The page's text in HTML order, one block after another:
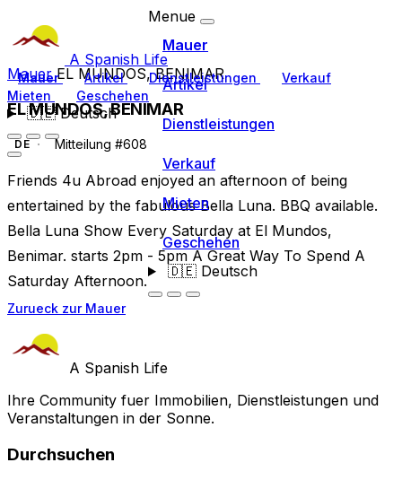
A Spanish Life
Mauer Artikel Dienstleistungen
Verkauf
Mieten
Geschehen
🇩🇪Deutsch
Menue
Mauer
Artikel
Dienstleistungen
Verkauf
Mieten
Geschehen
🇩🇪Deutsch
MauerEL MUNDOS, BENIMAR
EL MUNDOS, BENIMAR
DE Mitteilung #608
Friends 4u Abroad enjoyed an afternoon of being
entertained by the fabulous Bella Luna. BBQ available.
Bella Luna Show Every Saturday at El Mundos,
Benimar. starts 2pm - 5pm A Great Way To Spend A
Saturday Afternoon.
Zurueck zur Mauer
A Spanish Life
Ihre Community fuer Immobilien, Dienstleistungen und
Veranstaltungen in der Sonne.
Durchsuchen